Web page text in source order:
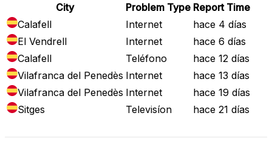
City Problem Type Report Time
Calafell
Internet
hace 4 días
El Vendrell
Internet
hace 6 días
Calafell
Teléfono
hace 12 días
Vilafranca del Penedès Internet
hace 13 días
Vilafranca del Penedès Internet
hace 19 días
Sitges
Televisíon hace 21 días